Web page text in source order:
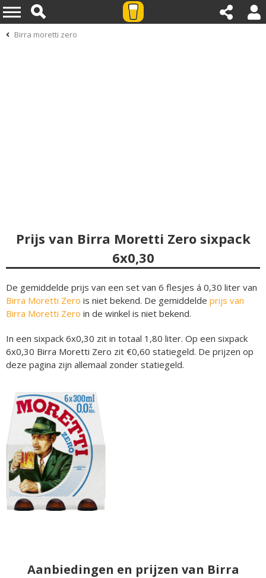
Birra moretti zero
Prijs van Birra Moretti Zero sixpack
6x0,30
De gemiddelde prijs van een set van 6 flesjes á 0,30 liter van
Birra Moretti Zero is niet bekend. De gemiddelde prijs van
Birra Moretti Zero in de winkel is niet bekend.
In een sixpack 6x0,30 zit in totaal 1,80 liter. Op een sixpack
6x0,30 Birra Moretti Zero zit €0,60 statiegeld. De prijzen op
deze pagina zijn allemaal zonder statiegeld.
Aanbiedingen en prijzen van Birra